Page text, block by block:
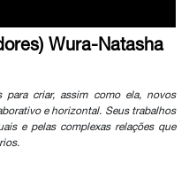
Wura-Natasha
para criar, assim como ela, novos
e horizontal. Seus trabalhos
e pelas complexas relações que